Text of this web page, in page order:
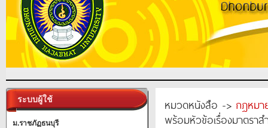
ระบบผู้ใช้
ม.ราชภัฏธนบุรี
หมวดหนังสือ -> กฎหมา
พร้อมหัวข้อเรื่องมาตร